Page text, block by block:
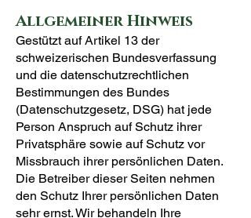
Allgemeiner Hinweis
Gestützt auf Artikel 13 der
schweizerischen Bundesverfassung
und die datenschutzrechtlichen
Bestimmungen des Bundes
(Datenschutzgesetz, DSG) hat jede
Person Anspruch auf Schutz ihrer
Privatsphäre sowie auf Schutz vor
Missbrauch ihrer persönlichen Daten.
Die Betreiber dieser Seiten nehmen
den Schutz Ihrer persönlichen Daten
sehr ernst. Wir behandeln Ihre